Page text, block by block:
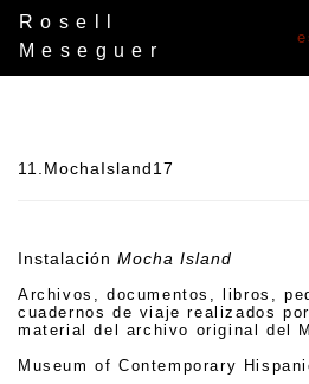
Rosell
Meseguer
11.MochaIsland17
Instalación Mocha Island
Archivos, documentos, libros,
cuadernos de viaje realizados
material del archivo original del
Museum of Contemporary